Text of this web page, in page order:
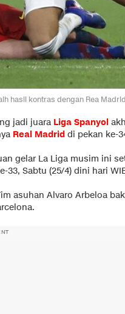
hasil kontras dengan Rea
jadi juara Liga Spanyol
Real Madrid di pekan ke-
gelar La Liga musim ini
33, Sabtu (25/4) dini hari
asuhan Alvaro Arbeloa